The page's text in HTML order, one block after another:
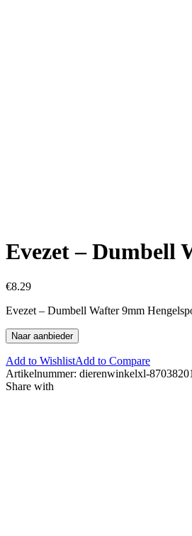
Evezet – Dumbell
€8.29
Evezet – Dumbell Wafter 9mm
Naar aanbieder
Add to WishlistAdd to Compare
Artikelnummer: dierenwinkelxl-
Share with